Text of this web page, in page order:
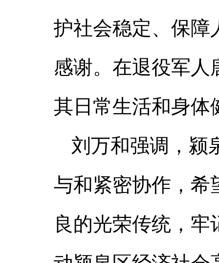
护社会稳定、保障
感谢。在退役军人
其日常生活和身体
刘万和强调，颍
与和紧密协作，希
良的光荣传统，